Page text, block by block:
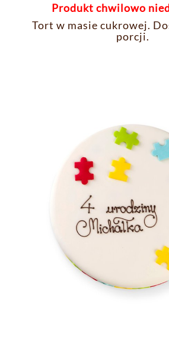
Produkt chwilowo
Tort w masie cukrowej.
porcji.